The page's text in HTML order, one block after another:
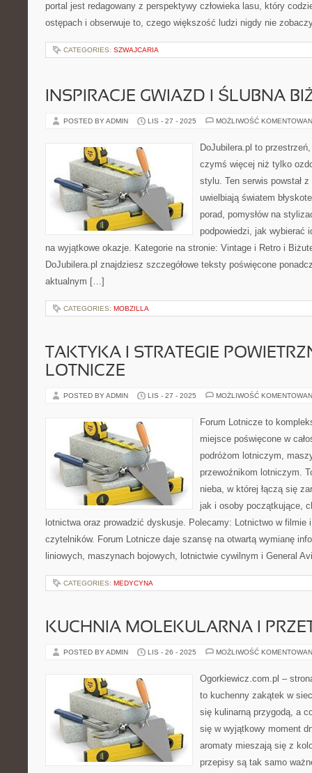
portal jest redagowany z perspektywy człowieka lasu, który
ostępach i obserwuje to, czego większość ludzi nigdy nie
CATEGORIES: SZWAJCARIA
INSPIRACJE GWIAZD I ŚLUBNA
POSTED BY ADMIN LIS - 27 - 2025 MOŻLIWOŚĆ
DoJubilera.pl to
czymś więcej niż tylko
stylu. Ten serwis powstał
uwielbiają światem
porad, pomysłów na
podpowiedzi, jak wybierać
na wyjątkowe okazje. Kategorie na stronie: Vintage i Retro i
DoJubilera.pl znajdziesz szczegółowe teksty poświęcone
aktualnym […]
CATEGORIES: MOBZILLA
TAKTYKA I STRATEGIE
LOTNICZE
POSTED BY ADMIN LIS - 27 - 2025 MOŻLIWOŚĆ
Forum Lotnicze to
miejsce poświęcone w
podróżom lotniczym,
przewoźnikom lotniczym.
nieba, w której łączą się
jak i osoby początkujące,
lotnictwa oraz prowadzić dyskusje. Polecamy: Lotnictwo w filmie
czytelników. Forum Lotnicze daje szansę na otwartą wymianę
liniowych, maszynach bojowych, lotnictwie cywilnym i General
CATEGORIES: MEDYCYNA
KUCHNIA MOLEKULARNA I
POSTED BY ADMIN LIS - 26 - 2025 MOŻLIWOŚĆ
Ogorkiewicz.com.pl –
to kuchenny zakątek w
się kulinarną przygodą, a
się w wyjątkowy moment
aromaty mieszają się z
przepisy są tak samo